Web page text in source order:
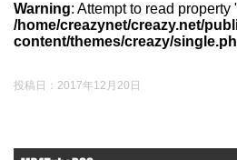
Warning: Attempt to read
/home/creazynet/creazy.net/
content/themes/creazy/
投稿日： 2017年12月20日